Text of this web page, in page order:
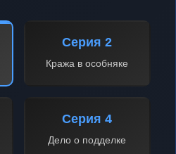
Серия 2
Кража в особняке
Серия 4
Дело о подделке